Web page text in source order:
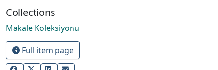
Collections
Makale Koleksiyonu
Full item page